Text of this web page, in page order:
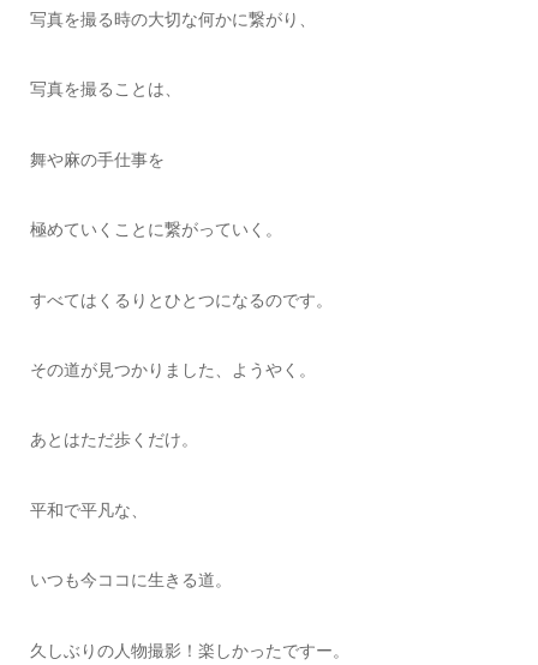
写真を撮る時の大切な何かに繋がり、
写真を撮ることは、
舞や麻の手仕事を
極めていくことに繋がっていく。
すべてはくるりとひとつになるのです。
その道が見つかりました、ようやく。
あとはただ歩くだけ。
平和で平凡な、
いつも今ココに生きる道。
久しぶりの人物撮影！楽しかったですー。